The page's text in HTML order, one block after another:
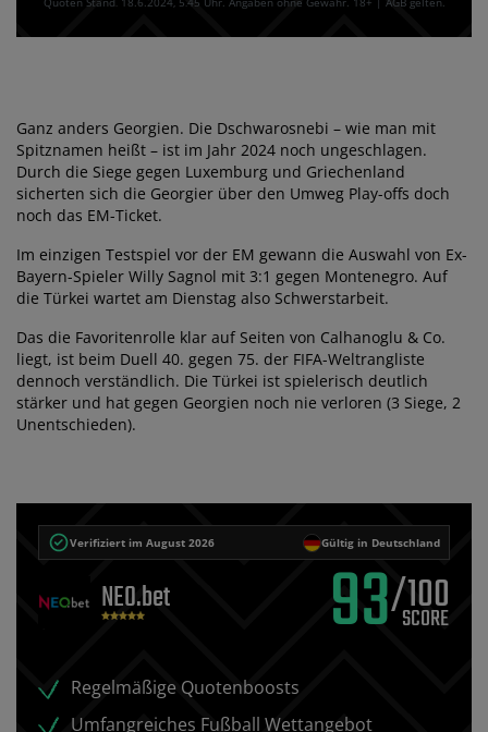
Ganz anders Georgien. Die Dschwarosnebi – wie man mit
Spitznamen heißt – ist im Jahr 2024 noch ungeschlagen.
Durch die Siege gegen Luxemburg und Griechenland
sicherten sich die Georgier über den Umweg Play-offs doch
noch das EM-Ticket.
Im einzigen Testspiel vor der EM gewann die Auswahl von Ex-
Bayern-Spieler Willy Sagnol mit 3:1 gegen Montenegro. Auf
die Türkei wartet am Dienstag also Schwerstarbeit.
Das die Favoritenrolle klar auf Seiten von Calhanoglu & Co.
liegt, ist beim Duell 40. gegen 75. der FIFA-Weltrangliste
dennoch verständlich. Die Türkei ist spielerisch deutlich
stärker und hat gegen Georgien noch nie verloren (3 Siege, 2
Unentschieden).
Verifiziert im August 2026 Gültig in Deutschland
NEO.bet 93/100
Regelmäßige Quotenboosts
Umfangreiches Fußball Wettangebot